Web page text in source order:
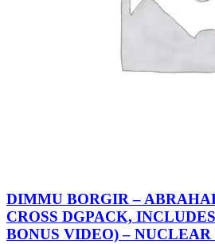
DIMMU BORGIR –
CROSS DGPACK,
BONUS VIDEO) –